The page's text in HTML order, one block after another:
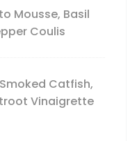
Mousse, Basil
Coulis
Catfish,
Vinaigrette